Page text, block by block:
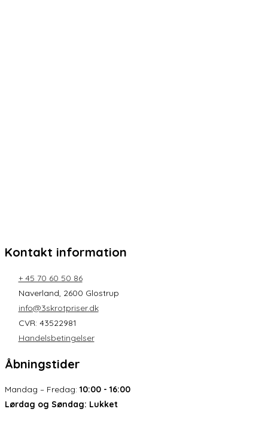
Kontakt information
+ 45 70 60 50 86
Naverland, 2600 Glostrup
info@3skrotpriser.dk
CVR: 43522981
Handelsbetingelser
Åbningstider
Mandag – Fredag: 10:00 - 16:00
Lørdag og Søndag: Lukket